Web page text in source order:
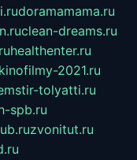
doramamama.ru
clean-dreams.ru
healthenter.ru
kinofilmy-2021.ru
tolyatti.ru
spb.ru
zvonitut.ru